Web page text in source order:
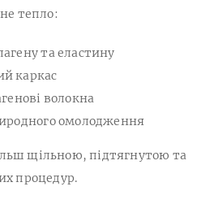
тепло:
та еластину
каркас
волокна
омолодження
щільною, підтягнутою та
процедур.